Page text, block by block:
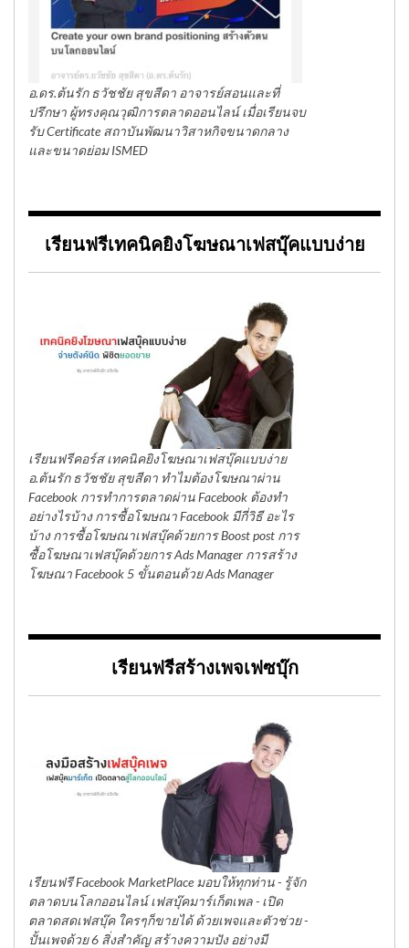
อ.ดร.ต้นรัก ธวัชชัย สุขสีดา อาจารย์สอนและที่
ปรึกษา ผู้ทรงคุณวุฒิการตลาดออนไลน์ เมื่อเรียนจบ
รับ Certificate สถาบันพัฒนาวิสาหกิจขนาดกลาง
และขนาดย่อม ISMED
เรียนฟรีเทคนิคยิงโฆษณาเฟสบุ๊คแบบง่าย
เรียนฟรีคอร์ส เทคนิคยิงโฆษณาเฟสบุ๊คแบบง่าย
อ.ต้นรัก ธวัชชัย สุขสีดา ทำไมต้องโฆษณาผ่าน
Facebook การทำการตลาดผ่าน Facebook ต้องทำ
อย่างไรบ้าง การซื้อโฆษณา Facebook มีกี่วิธี อะไร
บ้าง การซื้อโฆษณาเฟสบุ๊คด้วยการ Boost post การ
ซื้อโฆษณาเฟสบุ๊คด้วยการ Ads Manager การสร้าง
โฆษณา Facebook 5 ขั้นตอนด้วย Ads Manager
เรียนฟรีสร้างเพจเฟซบุ๊ก
เรียนฟรี Facebook MarketPlace มอบให้ทุกท่าน - รู้จัก
ตลาดบนโลกออนไลน์ เฟสบุ๊คมาร์เก็ตเพล - เปิด
ตลาดสดเฟสบุ๊ค ใครๆก็ขายได้ ด้วยเพจและตัวช่วย -
ปั้นเพจด้วย 6 สิ่งสำคัญ สร้างความปัง อย่างมี